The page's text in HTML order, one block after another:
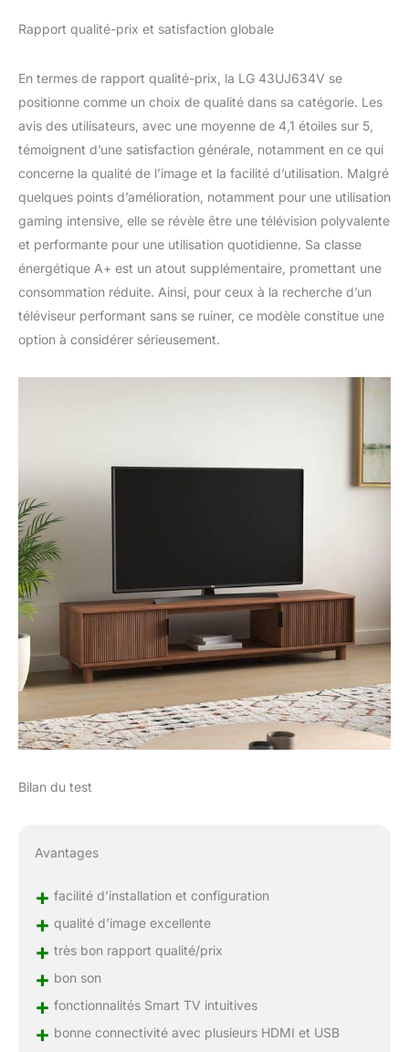
Rapport qualité-prix et satisfaction globale
En termes de rapport qualité-prix, la LG 43UJ634V se
positionne comme un choix de qualité dans sa catégorie. Les
avis des utilisateurs, avec une moyenne de 4,1 étoiles sur 5,
témoignent d’une satisfaction générale, notamment en ce qui
concerne la qualité de l’image et la facilité d’utilisation. Malgré
quelques points d’amélioration, notamment pour une utilisation
gaming intensive, elle se révèle être une télévision polyvalente
et performante pour une utilisation quotidienne. Sa classe
énergétique A+ est un atout supplémentaire, promettant une
consommation réduite. Ainsi, pour ceux à la recherche d’un
téléviseur performant sans se ruiner, ce modèle constitue une
option à considérer sérieusement.
Bilan du test
Avantages
+ facilité d’installation et configuration
+ qualité d’image excellente
+ très bon rapport qualité/prix
+ bon son
+ fonctionnalités Smart TV intuitives
+ bonne connectivité avec plusieurs HDMI et USB